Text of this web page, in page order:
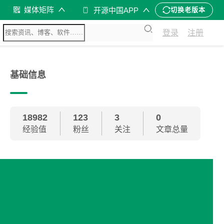
媒体矩阵 开源中国APP 切换老版本
登录 注册
基础信息
18982
经验值
123
粉丝
3
关注
0
文章总量